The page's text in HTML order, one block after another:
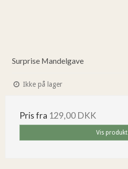
Surprise Mandelgave
Ikke på lager
Pris fra 129,00 DKK
Vis produkt